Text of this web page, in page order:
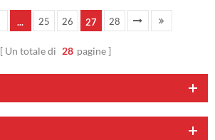
... 25 26 27 28
Un totale di 28 pagine